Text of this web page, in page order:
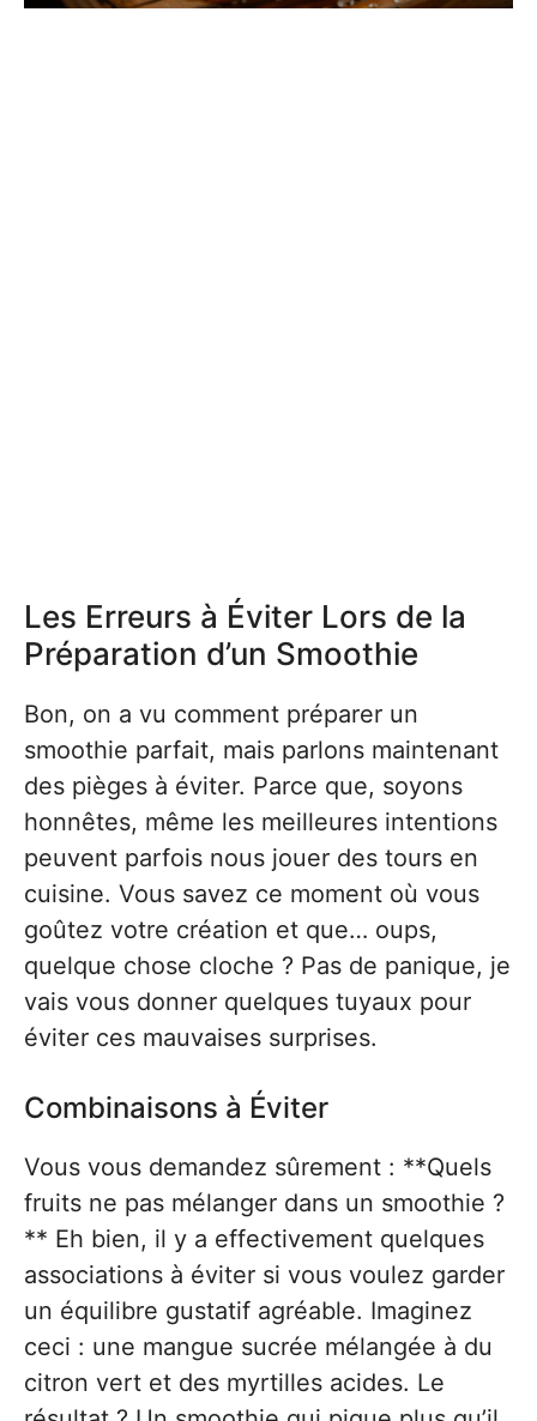
Les Erreurs à Éviter Lors de la
Préparation d’un Smoothie
Bon, on a vu comment préparer un
smoothie parfait, mais parlons maintenant
des pièges à éviter. Parce que, soyons
honnêtes, même les meilleures intentions
peuvent parfois nous jouer des tours en
cuisine. Vous savez ce moment où vous
goûtez votre création et que… oups,
quelque chose cloche ? Pas de panique, je
vais vous donner quelques tuyaux pour
éviter ces mauvaises surprises.
Combinaisons à Éviter
Vous vous demandez sûrement : **Quels
fruits ne pas mélanger dans un smoothie ?
** Eh bien, il y a effectivement quelques
associations à éviter si vous voulez garder
un équilibre gustatif agréable. Imaginez
ceci : une mangue sucrée mélangée à du
citron vert et des myrtilles acides. Le